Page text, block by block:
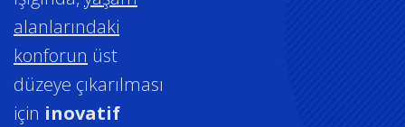
alanlarındaki
konforun üst
düzeye çıkarılması
için inovatif